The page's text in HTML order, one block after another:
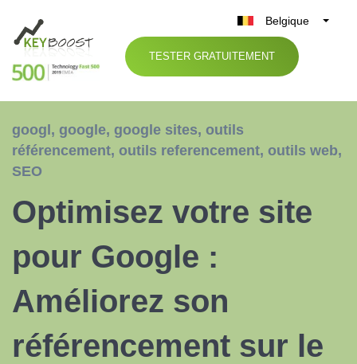
Belgique
België
Nederland
TESTER GRATUITEMENT
googl , google, google sites, outils
référencement, outils referencement, outils web,
SEO
Optimisez votre site
pour Google :
Améliorez son
référencement sur le